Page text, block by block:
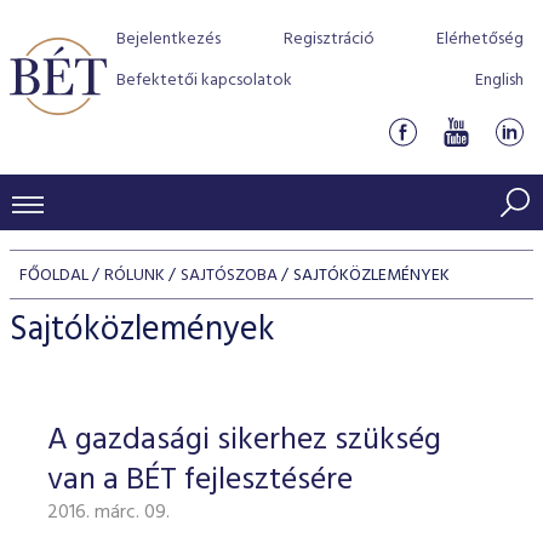
Bejelentkezés Regisztráció
Elérhetőség
Befektetői kapcsolatok
English
KERESKEDÉSI ADATOK
INDEXEK
Jelzáloglevél indexek
Vállalati kötvény indexek
Azonnali Piac
Részvények
Származékos piac
BEFEKTETŐK
Részvény szekció
Hitelpapír szekció
BÉT szabályzatok
Befektetővédelem
Alkalmazott díjstruktúra
Elszámolás
Részvény és vállalati kötvény tőzsdei bevezetését
program
BÉT Xtend - Részvénypiac egyszerűen
TŐZSDETAGOK
Tőzsdetagok, üzletkötők
VENDOROK
FŐOLDAL RÓLUNK SAJTÓSZOBA SAJTÓKÖZLEMÉNYEK
Sajtóközlemények
A gazdasági sikerhez szükség
van a BÉT fejlesztésére
2016. márc. 09.